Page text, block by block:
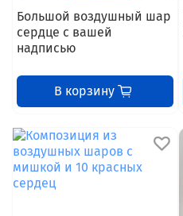
Большой воздушный шар
сердце с вашей
надписью
В корзину